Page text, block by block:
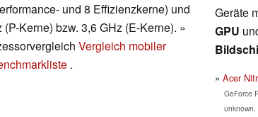
und 8 Effizienzkerne) und
Kerne) bzw. 3,6 GHz (E-Kerne). »
Vergleich mobiler
.
Geräte
GPU
Acer
GeForce
unknown,